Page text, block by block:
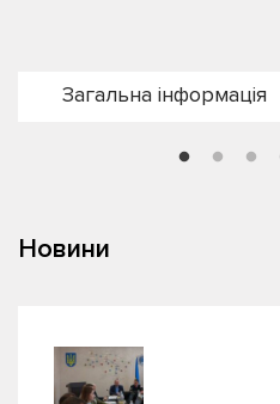
Загальна інформація
Новини